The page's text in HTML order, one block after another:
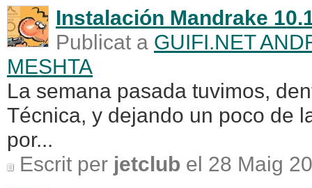
Instalación Mandrake
Publicat a GUIFI.NET
MESHTA
La semana pasada tuvimos,
Técnica, y dejando un poco de
por...
Escrit per jetclub el 28 Maig